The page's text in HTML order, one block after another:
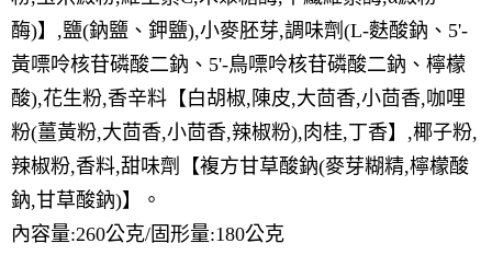
酶)】,鹽(鈉鹽、鉀鹽),小麥胚芽,調味劑(L-麩酸鈉、5'-
黃嘌呤核苷磷酸二鈉、5'-鳥嘌呤核苷磷酸二鈉、檸檬
酸),花生粉,香辛料【白胡椒,陳皮,大茴香,小茴香,咖哩
粉(薑黃粉,大茴香,小茴香,辣椒粉),肉桂,丁香】,椰子粉,
辣椒粉,香料,甜味劑【複方甘草酸鈉(麥芽糊精,檸檬酸
鈉,甘草酸鈉)】。
內容量:260公克/固形量:180公克